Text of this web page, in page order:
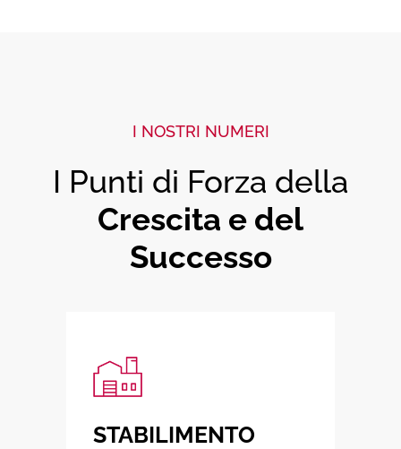
I NOSTRI NUMERI
I Punti di Forza della
Crescita e del
Successo
STABILIMENTO